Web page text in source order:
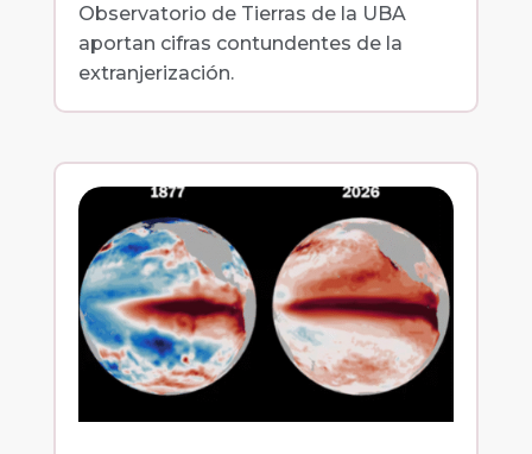
Observatorio de Tierras de la UBA
aportan cifras contundentes de la
extranjerización.